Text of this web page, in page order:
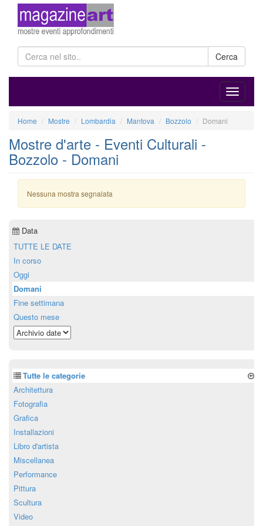
Cerca
Home Mostre Lombardia Mantova Bozzolo Domani
Mostre d'arte - Eventi Culturali -
Bozzolo - Domani
Nessuna mostra segnalata
Data
TUTTE LE DATE
In corso
Oggi
Domani
Fine settimana
Questo mese
Tutte le categorie
Architettura
Fotografia
Grafica
Installazioni
Libro d'artista
Miscellanea
Performance
Pittura
Scultura
Video